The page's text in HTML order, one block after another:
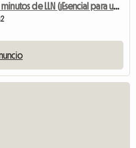
Habitación Verde a 10 minutos de LLN (¡Esencial para un auto!)